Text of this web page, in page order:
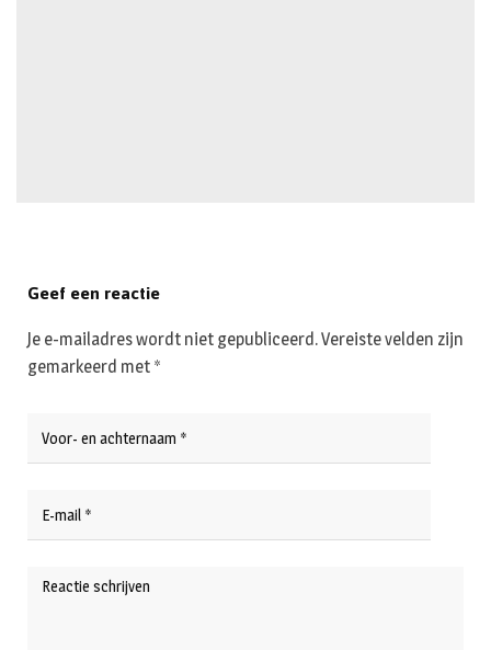
Geef een reactie
Je e-mailadres wordt niet gepubliceerd.Vereiste velden zijn
gemarkeerd met *